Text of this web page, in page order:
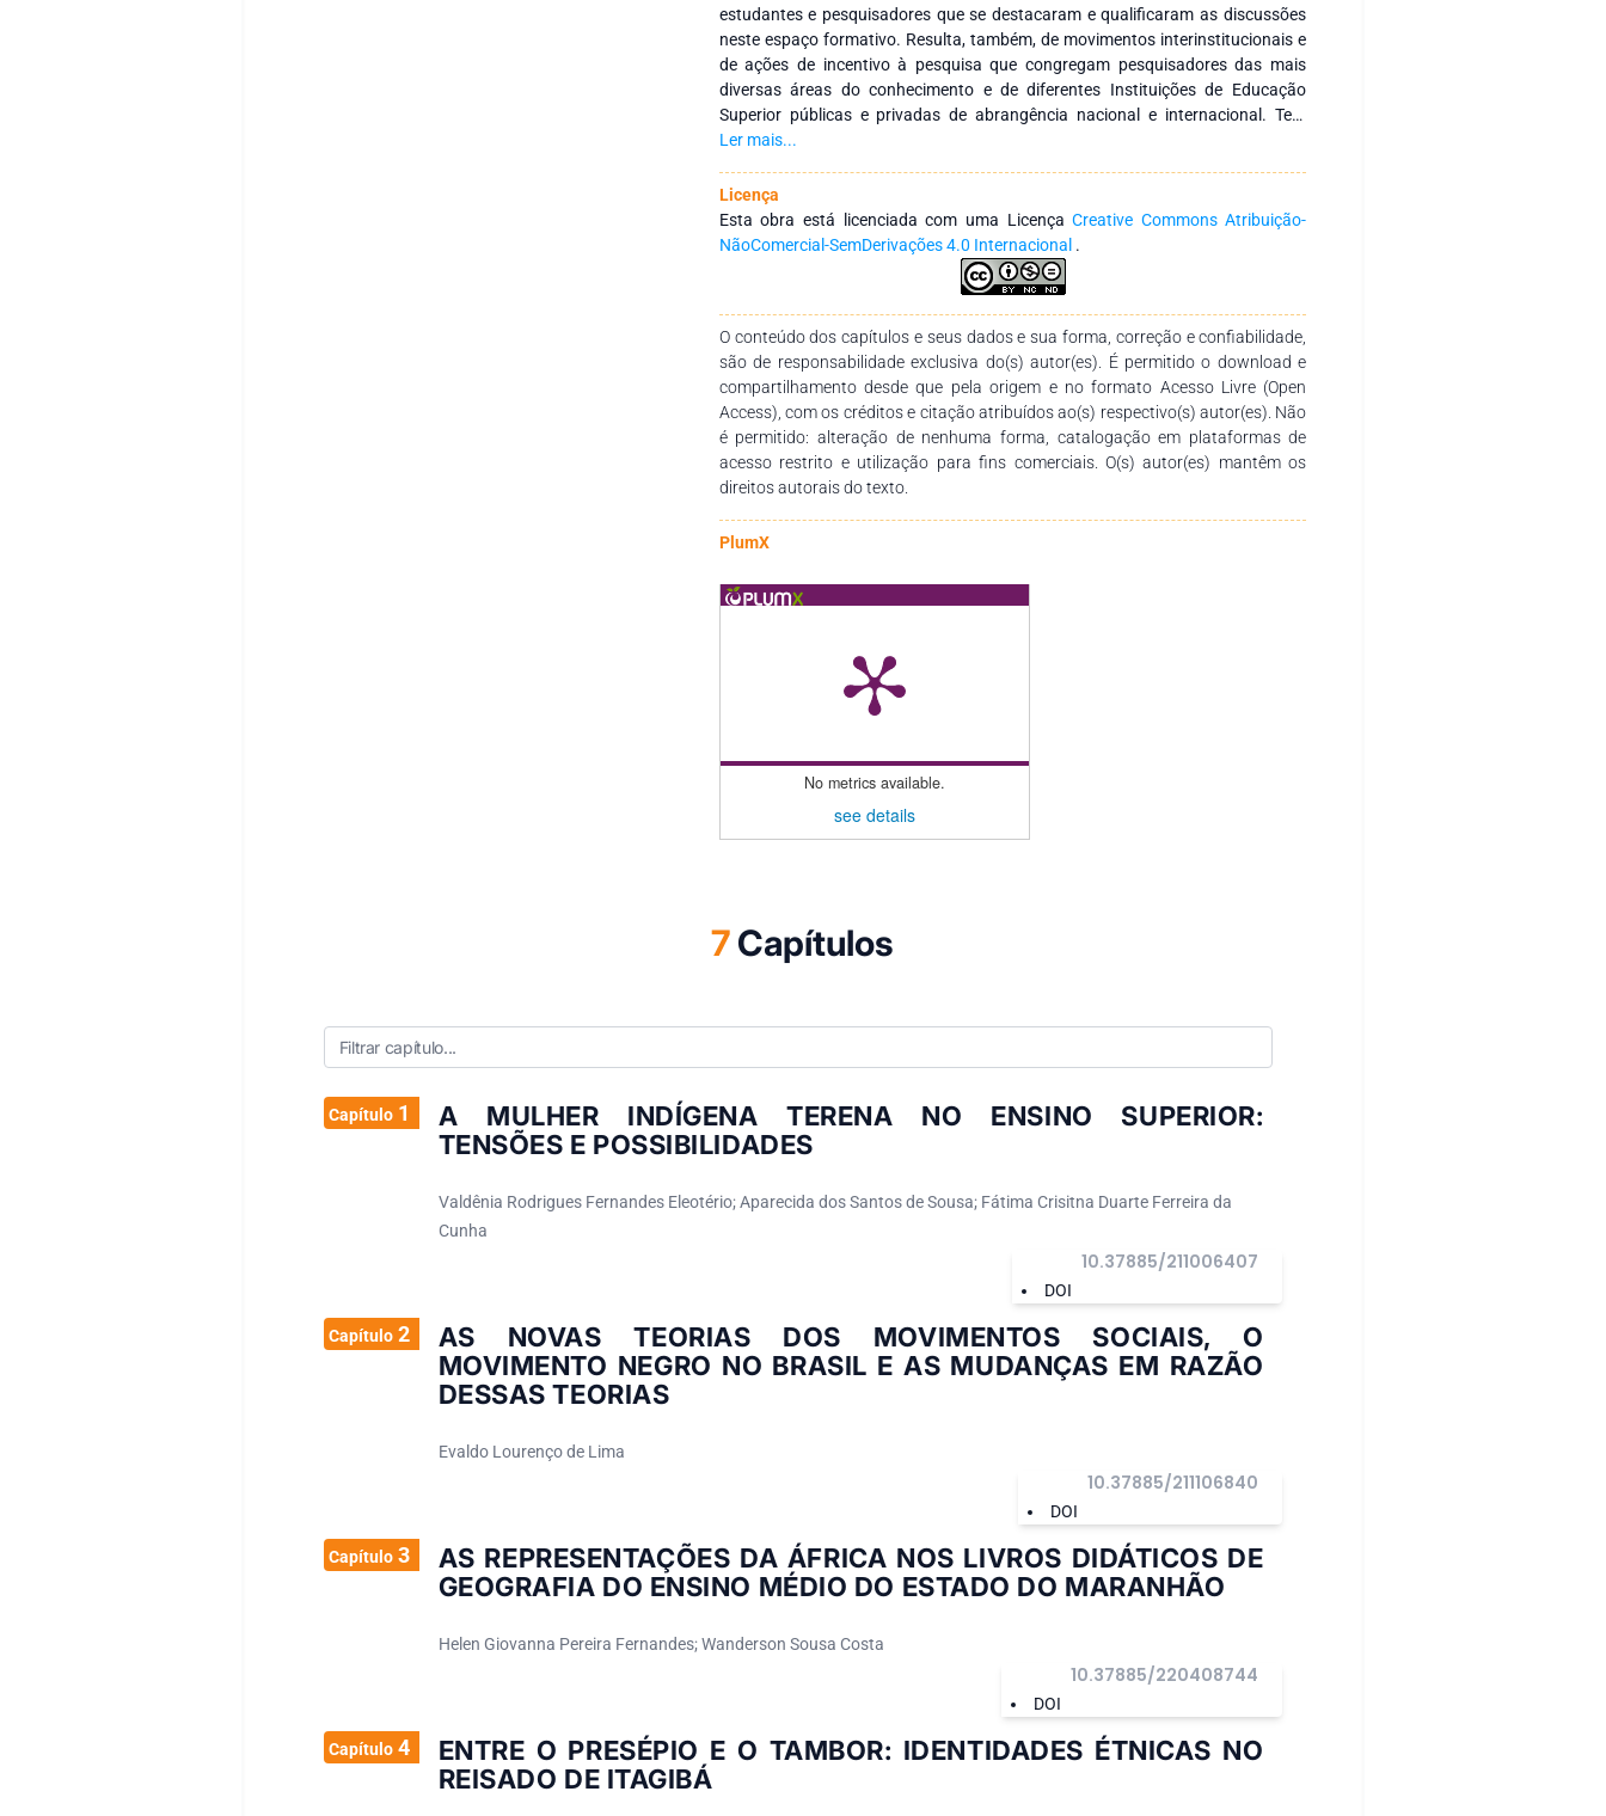
estudantes e pesquisadores que se destacaram e qualificaram as discussões
neste espaço formativo. Resulta, também, de movimentos interinstitucionais e
de ações de incentivo à pesquisa que congregam pesquisadores das mais
diversas áreas do conhecimento e de diferentes Instituições de Educação
Superior públicas e privadas de abrangência nacional e internacional. Tem
como objetivo integrar ações interinstitucionais nacionais e internacionais com
dos profissionais da educação, por meio da produção e socialização de
conhecimentos das diversas áreas do Saberes. Agradecemos aos autores pelo
empenho, disponibilidade e dedicação para o desenvolvimento e conclusão
dessa obra. Esperamos também que esta obra sirva de instrumento didático-
pedagógico para estudantes, professores dos diversos níveis de ensino em
seus trabalhos e demais interessados pela temática.
Ler mais...
Licença
Esta obra está licenciada com uma LicençaCreative Commons Atribuição-
NãoComercial-SemDerivações 4.0 Internacional .
O conteúdo dos capítulos e seus dados e sua forma, correção e confiabilidade,
são de responsabilidade exclusiva do(s) autor(es). É permitido o download e
compartilhamento desde que pela origem e no formato Acesso Livre (Open
Access), com os créditos e citação atribuídos ao(s) respectivo(s) autor(es). Não
é permitido: alteração de nenhuma forma, catalogação em plataformas de
acesso restrito e utilização para fins comerciais. O(s) autor(es) mantêm os
direitos autorais do texto.
PlumX
No metrics available.
see details
7Capítulos
Capítulo1
A MULHER INDÍGENA TERENA NO ENSINO SUPERIOR:
TENSÕES E POSSIBILIDADES
Valdênia Rodrigues Fernandes Eleotério; Aparecida dos Santos de Sousa; Fátima Crisitna Duarte Ferreira da
Cunha
DOI
10.37885/211006407
Capítulo2
AS NOVAS TEORIAS DOS MOVIMENTOS SOCIAIS, O
MOVIMENTO NEGRO NO BRASIL E AS MUDANÇAS EM RAZÃO
DESSAS TEORIAS
Evaldo Lourenço de Lima
DOI
10.37885/211106840
Capítulo3
AS REPRESENTAÇÕES DA ÁFRICA NOS LIVROS DIDÁTICOS DE
GEOGRAFIA DO ENSINO MÉDIO DO ESTADO DO MARANHÃO
Helen Giovanna Pereira Fernandes; Wanderson Sousa Costa
DOI
10.37885/220408744
Capítulo4
ENTRE O PRESÉPIO E O TAMBOR: IDENTIDADES ÉTNICAS NO
REISADO DE ITAGIBÁ